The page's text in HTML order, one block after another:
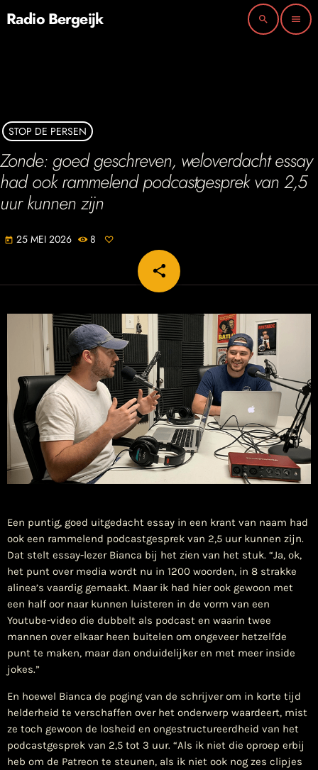
Radio Bergeijk search menu
STOP DE PERSEN
Zonde: goed geschreven, weloverdacht essay
had ook rammelend podcastgesprek van 2,5
uur kunnen zijn
today 25 MEI 2026 8
share
email
​Een puntig, goed uitgedacht essay in een krant van naam had
ook een rammelend podcastgesprek van 2,5 uur kunnen zijn.
Dat stelt essay-lezer Bianca bij het zien van het stuk. “Ja, ok,
het punt over media wordt nu in 1200 woorden, in 8 strakke
alinea’s vaardig gemaakt. Maar ik had hier ook gewoon met
een half oor naar kunnen luisteren in de vorm van een
Youtube-video die dubbelt als podcast en waarin twee
mannen over elkaar heen buitelen om ongeveer hetzelfde
punt te maken, maar dan onduidelijker en met meer inside
jokes.”
En hoewel Bianca de poging van de schrijver om in korte tijd
helderheid te verschaffen over het onderwerp waardeert, mist
ze toch gewoon de losheid en ongestructureerdheid van het
podcastgesprek van 2,5 tot 3 uur. “Als ik niet die oproep erbij
heb om de Patreon te steunen, als ik niet ook nog zes clipjes